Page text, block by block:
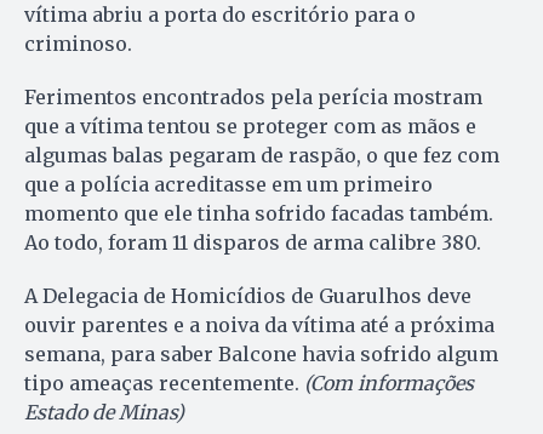
vítima abriu a porta do escritório para o
criminoso.
Ferimentos encontrados pela perícia mostram
que a vítima tentou se proteger com as mãos e
algumas balas pegaram de raspão, o que fez com
que a polícia acreditasse em um primeiro
momento que ele tinha sofrido facadas também.
Ao todo, foram 11 disparos de arma calibre 380.
A Delegacia de Homicídios de Guarulhos deve
ouvir parentes e a noiva da vítima até a próxima
semana, para saber Balcone havia sofrido algum
tipo ameaças recentemente. (Com informações
Estado de Minas)